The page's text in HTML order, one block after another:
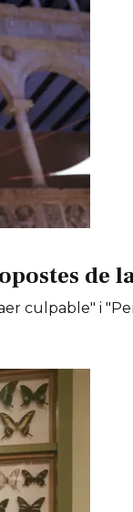
de
culpable" i